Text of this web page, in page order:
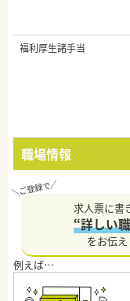
福利厚生諸手当
職場情報
求人票に書
“詳しい
をお伝え